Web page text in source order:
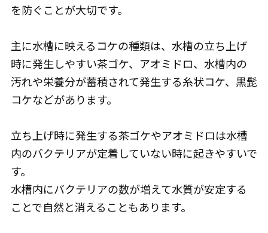
を防ぐことが大切です。
主に水槽に映えるコケの種類は、水槽の立ち上げ
時に発生しやすい茶ゴケ、アオミドロ、水槽内の
汚れや栄養分が蓄積されて発生する糸状コケ、黒髭
コケなどがあります。
立ち上げ時に発生する茶ゴケやアオミドロは水槽
内のバクテリアが定着していない時に起きやすいで
す。
水槽内にバクテリアの数が増えて水質が安定する
ことで自然と消えることもあります。